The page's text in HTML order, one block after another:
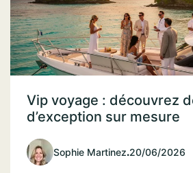
Vip voyage : découvrez
d’exception sur mesure
Sophie Martinez.20/06/2026